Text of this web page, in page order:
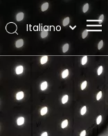
Italiano
العربية
Français
Pусский
Español